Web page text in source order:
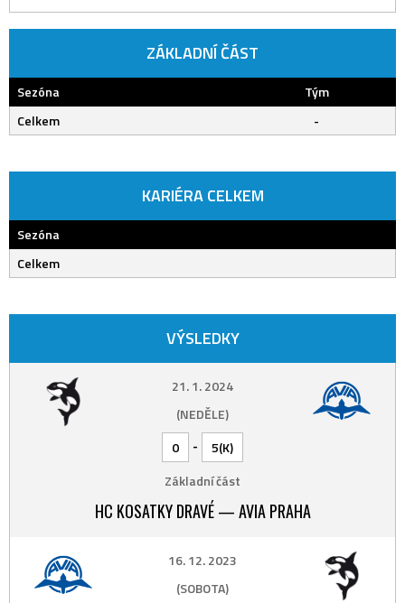
ZÁKLADNÍ ČÁST
Sezóna
Tým
Celkem
-
KARIÉRA CELKEM
Sezóna
Celkem
VÝSLEDKY
21. 1. 2024
(NEDĚLE)
0
-
5(K)
Základní část
HC KOSATKY DRAVÉ — AVIA PRAHA
16. 12. 2023
(SOBOTA)